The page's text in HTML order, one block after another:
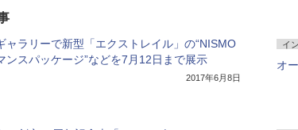
ャラリーで新型「エクストレイル」の“NISMO
ンスパッケージ”などを7月12日まで展示
2017年6月8日
イ
オ